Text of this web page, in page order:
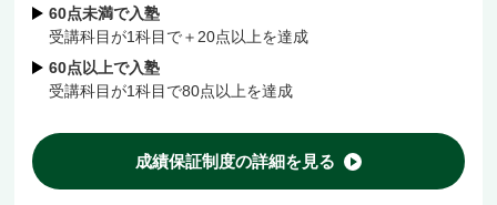
60点未満で入塾
受講科目が1科目で＋20点以上を達成
60点以上で入塾
受講科目が1科目で80点以上を達成
成績保証制度の詳細を見る